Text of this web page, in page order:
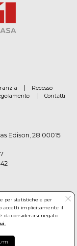
Recesso
Contatti
Edison, 28 00015
per statistiche e per
accetti implicitamente il
da considerarsi negato.